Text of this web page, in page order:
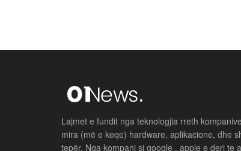
Lajmet e fundit nga teknologjia rreth
mira (më e keqe) hardware, aplikacione, dhe
tepër. Nga kompani si google , apple e deri te